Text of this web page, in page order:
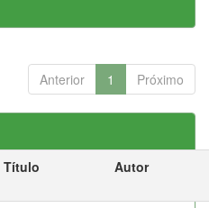
Anterior 1 Próximo
Título Autor